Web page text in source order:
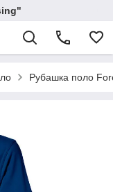
Рубашка поло